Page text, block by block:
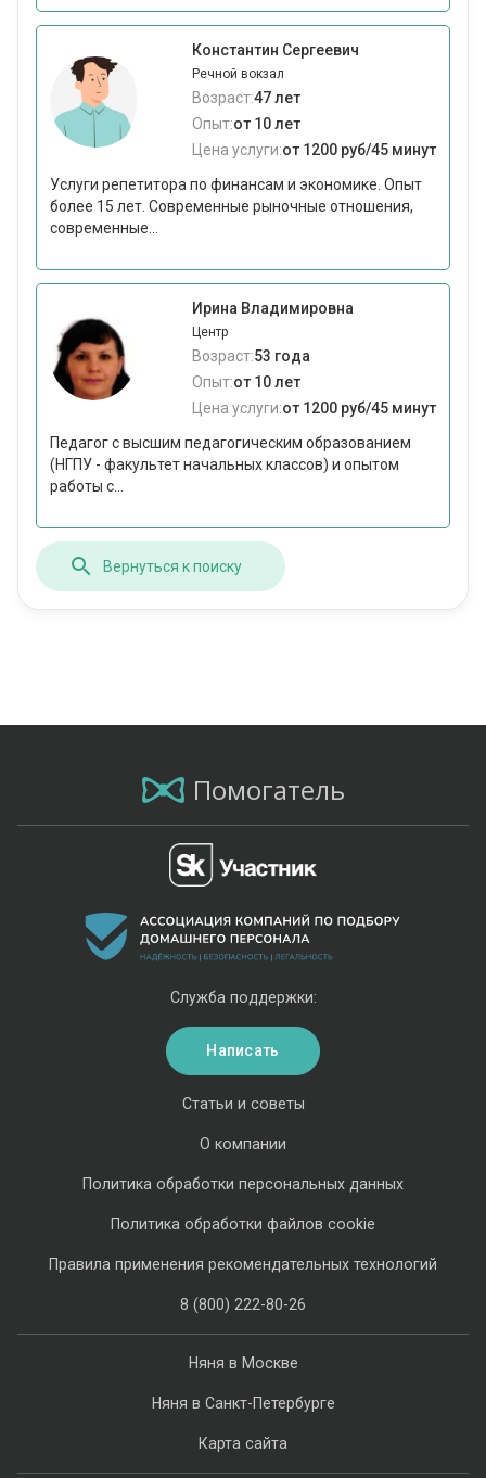
Константин Сергеевич
Речной вокзал
Возраст:47 лет
Опыт:от 10 лет
Цена услуги:от 1200 руб/45 минут
Услуги репетитора по финансам и экономике. Опыт
более 15 лет. Современные рыночные отношения,
современные...
Ирина Владимировна
Центр
Возраст:53 года
Опыт:от 10 лет
Цена услуги:от 1200 руб/45 минут
Педагог с высшим педагогическим образованием
(НГПУ - факультет начальных классов) и опытом
работы с...
Вернуться к поиску
Помогатель
Няня в Москве
Няня в Санкт-Петербурге
Карта сайта
Статьи и советы
О компании
Политика обработки персональных данных
Политика обработки файлов cookie
Правила применения рекомендательных технологий
8 (800) 222-80-26
Служба поддержки:
Написать